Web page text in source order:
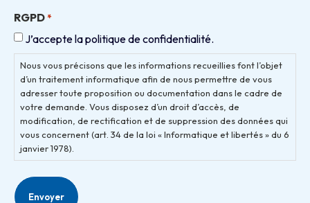
RGPD *
J’accepte la politique de confidentialité.
Nous vous précisons que les informations recueillies font l’objet
d’un traitement informatique afin de nous permettre de vous
adresser toute proposition ou documentation dans le cadre de
votre demande. Vous disposez d’un droit d’accès, de
modification, de rectification et de suppression des données qui
vous concernent (art. 34 de la loi « Informatique et libertés » du 6
janvier 1978).